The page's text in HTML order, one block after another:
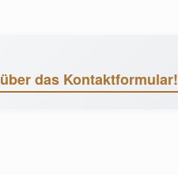
das Kontaktformular!